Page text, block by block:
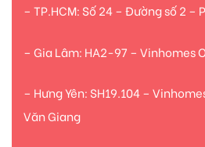
– TP.HCM: Số 24 – Đường số 2 –
– Gia Lâm: HA2-97 – Vinhomes
– Hưng Yên: SH19.104 –
Văn Giang